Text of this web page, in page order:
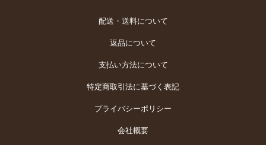
配送・送料について
返品について
支払い方法について
特定商取引法に基づく表記
プライバシーポリシー
会社概要